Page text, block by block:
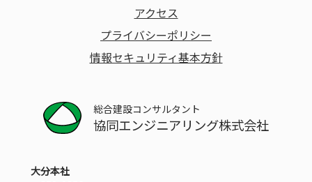
アクセス
プライバシーポリシー
情報セキュリティ基本方針
総合建設コンサルタント
協同エンジニアリング株式会社
大分本社